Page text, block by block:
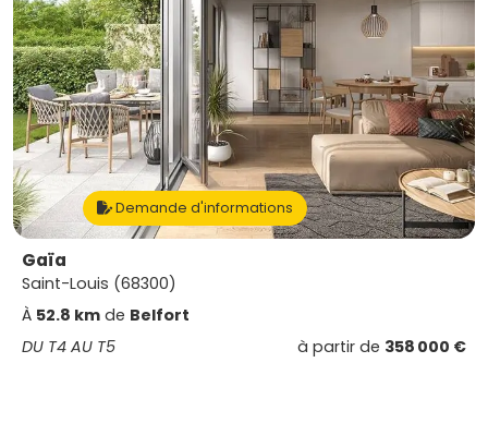
Demande d'informations
Gaïa
Saint-Louis (68300)
À 52.8 km de Belfort
DU T4 AU T5
à partir de 358 000 €